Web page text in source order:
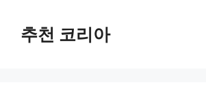
추천 코리아